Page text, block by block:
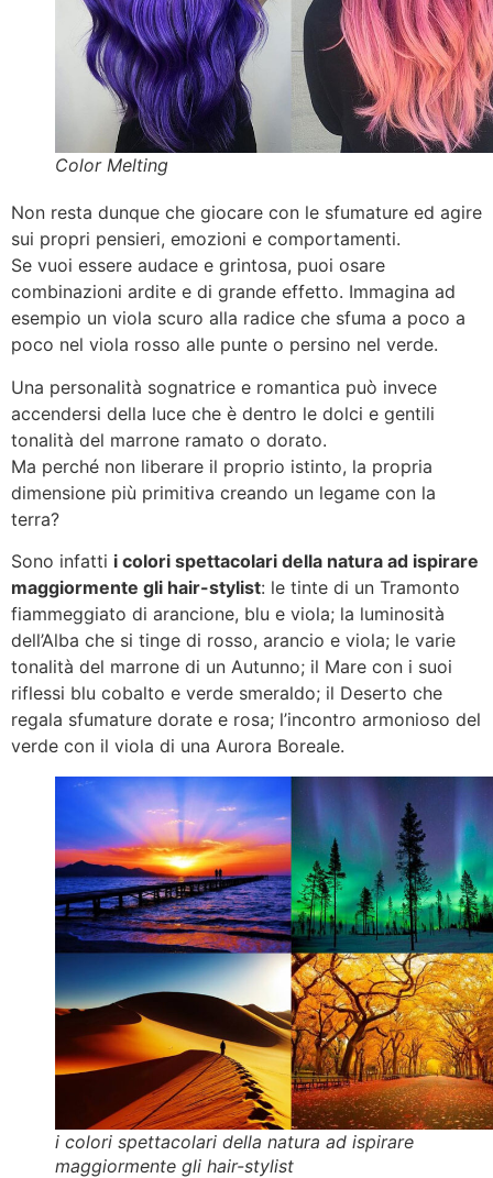
Color Melting
Non resta dunque che giocare con le sfumature ed agire
sui propri pensieri, emozioni e comportamenti.
Se vuoi essere audace e grintosa, puoi osare
combinazioni ardite e di grande effetto. Immagina ad
esempio un viola scuro alla radice che sfuma a poco a
poco nel viola rosso alle punte o persino nel verde.
Una personalità sognatrice e romantica può invece
accendersi della luce che è dentro le dolci e gentili
tonalità del marrone ramato o dorato.
Ma perché non liberare il proprio istinto, la propria
dimensione più primitiva creando un legame con la
terra?
Sono infatti i colori spettacolari della natura ad ispirare
maggiormente gli hair-stylist: le tinte di un Tramonto
fiammeggiato di arancione, blu e viola; la luminosità
dell’Alba che si tinge di rosso, arancio e viola; le varie
tonalità del marrone di un Autunno; il Mare con i suoi
riflessi blu cobalto e verde smeraldo; il Deserto che
regala sfumature dorate e rosa; l’incontro armonioso del
verde con il viola di una Aurora Boreale.
i colori spettacolari della natura ad ispirare
maggiormente gli hair-stylist